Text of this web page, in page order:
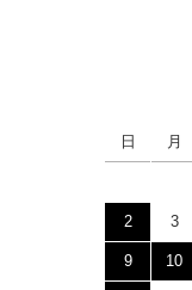
日 月
2 3
9 10